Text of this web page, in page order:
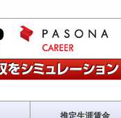
推定生涯賃金